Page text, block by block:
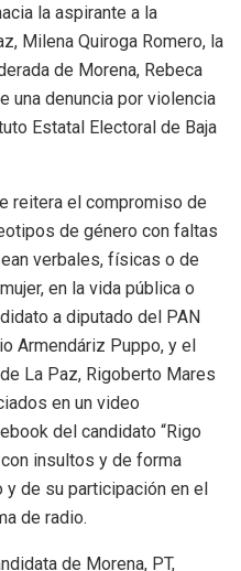
la aspirante a la
Milena Quiroga Romero, la
de Morena, Rebeca
una denuncia por violencia
Estatal Electoral de Baja
reitera el compromiso de
de género con faltas
verbales, físicas o de
en la vida pública o
a diputado del PAN
Armendáriz Puppo, y el
La Paz, Rigoberto Mares
en un video
del candidato “Rigo
insultos y de forma
y de su participación en el
de radio.
de Morena, PT,